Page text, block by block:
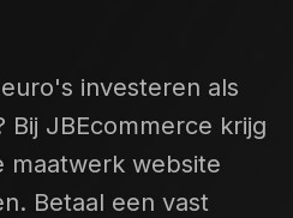
investeren als
Bij JBEcommerce krijg
maatwerk website
Betaal een vast